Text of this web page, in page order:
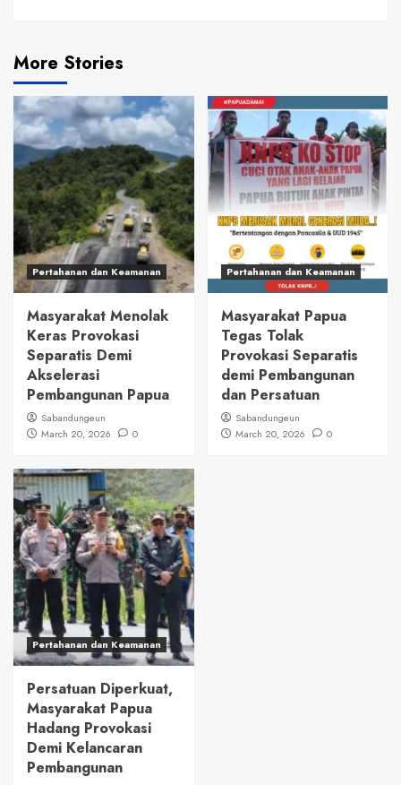
More Stories
Pertahanan dan Keamanan
Masyarakat Menolak
Keras Provokasi
Separatis Demi
Akselerasi
Pembangunan Papua
Sabandungeun
March 20, 2026
0
Pertahanan dan Keamanan
Masyarakat Papua
Tegas Tolak
Provokasi Separatis
demi Pembangunan
dan Persatuan
Sabandungeun
March 20, 2026
0
Pertahanan dan Keamanan
Persatuan Diperkuat,
Masyarakat Papua
Hadang Provokasi
Demi Kelancaran
Pembangunan